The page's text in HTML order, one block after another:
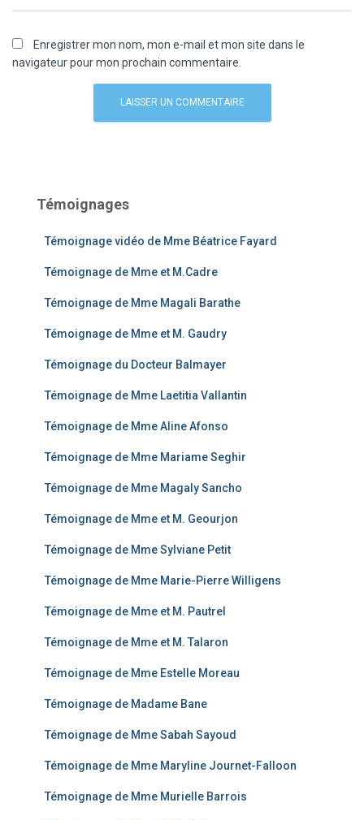
Enregistrer mon nom, mon e-mail et mon site dans le
navigateur pour mon prochain commentaire.
Témoignages
Témoignage vidéo de Mme Béatrice Fayard
Témoignage de Mme et M.Cadre
Témoignage de Mme Magali Barathe
Témoignage de Mme et M. Gaudry
Témoignage du Docteur Balmayer
Témoignage de Mme Laetitia Vallantin
Témoignage de Mme Aline Afonso
Témoignage de Mme Mariame Seghir
Témoignage de Mme Magaly Sancho
Témoignage de Mme et M. Geourjon
Témoignage de Mme Sylviane Petit
Témoignage de Mme Marie-Pierre Willigens
Témoignage de Mme et M. Pautrel
Témoignage de Mme et M. Talaron
Témoignage de Mme Estelle Moreau
Témoignage de Madame Bane
Témoignage de Mme Sabah Sayoud
Témoignage de Mme Maryline Journet-Falloon
Témoignage de Mme Murielle Barrois